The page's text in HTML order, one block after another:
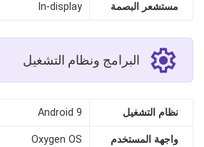
مستشعر البصمة In-display
البرامج ونظام التشغيل
نظام التشغيل Android 9
واجهة المستخدم Oxygen OS